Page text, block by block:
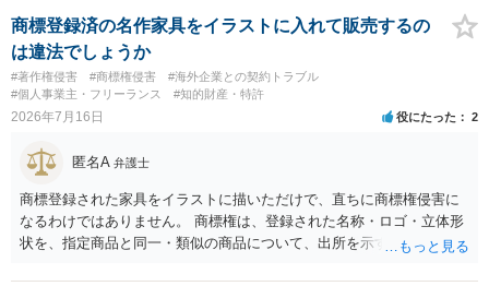
商標登録済の名作家具をイラストに入れて販売するの
は違法でしょうか
#著作権侵害 #商標権侵害
#海外企業との契約トラブル
#個人事業主・フリーランス
#知的財産・特許
2026年7月16日 役にたった 2
匿名A 弁護士
商標登録された家具をイラストに描いただけで、直ちに商標権侵害に
なるわけではありません。 商標権は、登録された名称・ロゴ・立体形
状を、指定商品と同一・類似の商品について、出所を示す表示として
て描くにとどまる場合は、通常、商標権侵害にはなりにくいと考えら